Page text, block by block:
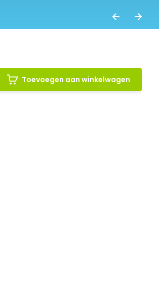
Toevoegen aan winkelwagen